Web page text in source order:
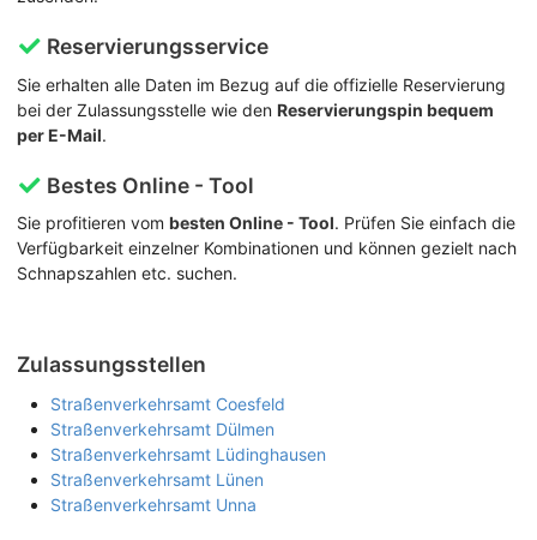
Reservierungsservice
Sie erhalten alle Daten im Bezug auf die offizielle Reservierung
bei der Zulassungsstelle wie den Reservierungspin bequem
per E-Mail.
Bestes Online - Tool
Sie profitieren vom besten Online - Tool. Prüfen Sie einfach die
Verfügbarkeit einzelner Kombinationen und können gezielt nach
Schnapszahlen etc. suchen.
Zulassungsstellen
Straßenverkehrsamt Coesfeld
Straßenverkehrsamt Dülmen
Straßenverkehrsamt Lüdinghausen
Straßenverkehrsamt Lünen
Straßenverkehrsamt Unna